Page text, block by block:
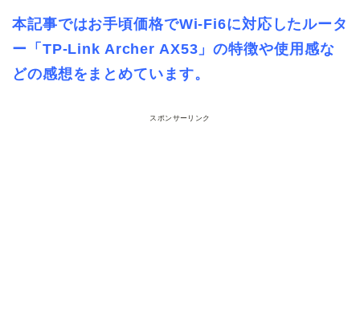
本記事ではお手頃価格でWi-Fi6に対応したルータ
ー「TP-Link Archer AX53」の特徴や使用感な
どの感想をまとめています。
スポンサーリンク